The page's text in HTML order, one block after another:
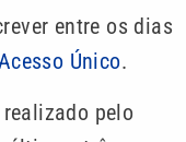
entre os dias
Único.
pelo